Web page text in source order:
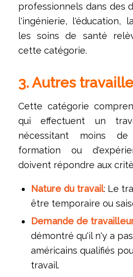
professionnels dans des
l'ingénierie, l'éducation,
les soins de santé
cette catégorie.
3. Autres
Cette catégorie
qui effectuent un
nécessitant moins
formation ou
doivent répondre aux
Nature du travail: Le
être temporaire ou
Demande de
démontré qu'il n'y a
américains qualifiés
travail.